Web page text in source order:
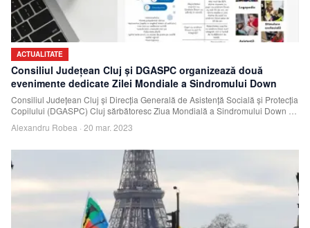
ACTUALITATE
Consiliul Județean Cluj și DGASPC organizează două
evenimente dedicate Zilei Mondiale a Sindromului Down
Consiliul Județean Cluj și Direcția Generală de Asistență Socială și Protecția
Copilului (DGASPC) Cluj sărbătoresc Ziua Mondială a Sindromului Down pe
Alexandru Robea · 20 mar. 2023